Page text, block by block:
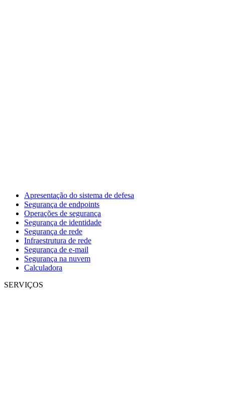
Apresentação do sistema de defesa
Segurança de endpoints
Operações de segurança
Segurança de identidade
Segurança de rede
Infraestrutura de rede
Segurança de e-mail
Segurança na nuvem
Calculadora
SERVIÇOS